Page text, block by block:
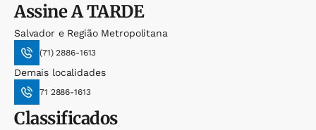
AssineA TARDE
Salvador e Região Metropolitana
(71) 2886-1613
Demais localidades
71 2886-1613
Classificados